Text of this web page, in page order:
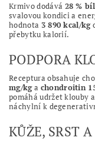
Krmivo dodává 28 %
svalovou kondici a
hodnota 3 890 kcal/kg
přebytku kalorií.
PODPORA
Receptura obsahuje
mg/kga chondroitin
pomáhá udržet klouby
náchylní k
KŮŽE, SRST